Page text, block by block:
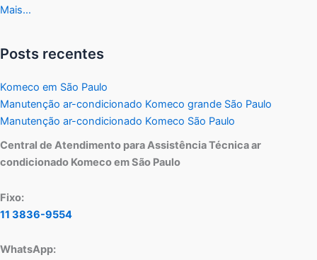
Mais…
Posts recentes
Komeco em São Paulo
Manutenção ar-condicionado Komeco grande São Paulo
Manutenção ar-condicionado Komeco São Paulo
Central de Atendimento para Assistência Técnica ar
condicionado Komeco em São Paulo
Fixo:
11 3836-9554
WhatsApp: